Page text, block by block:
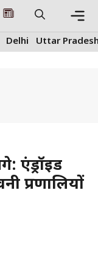
Delhi Uttar
प्रणालियों